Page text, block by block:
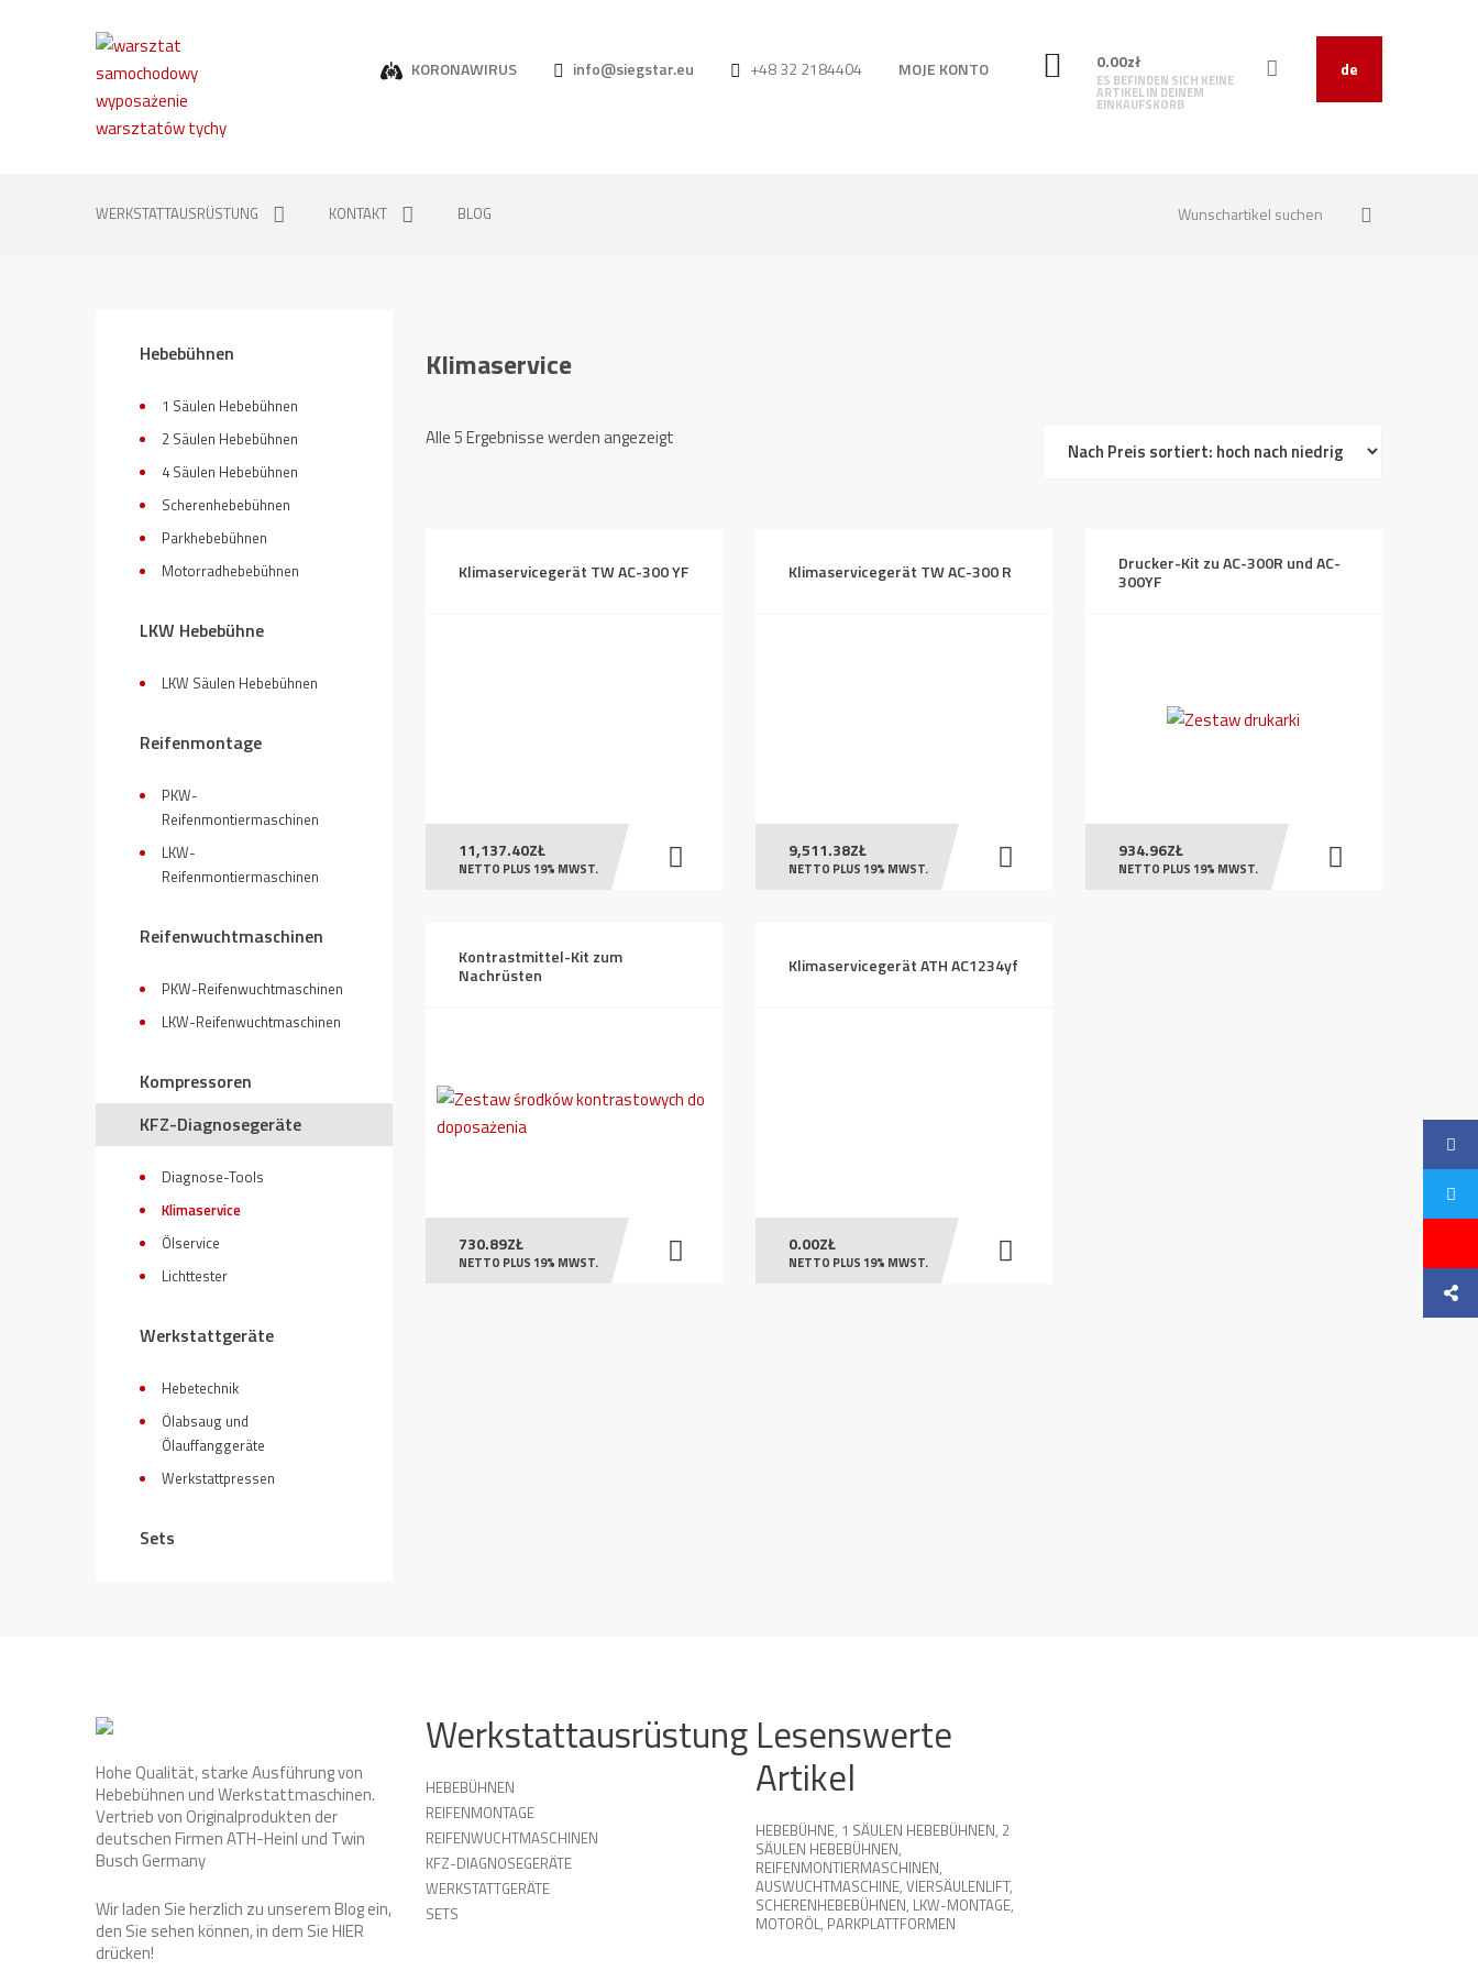
KORONAWIRUS info@siegstar.eu +48 32 2184404 MOJE KONTO de
0.00zł
ES BEFINDEN SICH KEINE
ARTIKEL IN DEINEM
EINKAUFSKORB
WERKSTATTAUSRÜSTUNG KONTAKT BLOG
Hebebühnen
1 Säulen Hebebühnen
2 Säulen Hebebühnen
4 Säulen Hebebühnen
Scherenhebebühnen
Parkhebebühnen
Motorradhebebühnen
LKW Hebebühne
LKW Säulen Hebebühnen
Reifenmontage
PKW-
Reifenmontiermaschinen
LKW-
Reifenmontiermaschinen
Reifenwuchtmaschinen
PKW-Reifenwuchtmaschinen
LKW-Reifenwuchtmaschinen
Kompressoren
KFZ-Diagnosegeräte
Diagnose-Tools
Klimaservice
Ölservice
Lichttester
Werkstattgeräte
Hebetechnik
Ölabsaug und
Ölauffanggeräte
Werkstattpressen
Sets
Klimaservice
Alle 5 Ergebnisse werden angezeigt
Klimaservicegerät TW AC-300 YF
11,137.40ZŁ
NETTO PLUS 19% MWST.
Klimaservicegerät TW AC-300 R
9,511.38ZŁ
NETTO PLUS 19% MWST.
Drucker-Kit zu AC-300R und AC-
300YF
934.96ZŁ
NETTO PLUS 19% MWST.
Kontrastmittel-Kit zum
Nachrüsten
730.89ZŁ
NETTO PLUS 19% MWST.
Klimaservicegerät ATH AC1234yf
0.00ZŁ
NETTO PLUS 19% MWST.
Hohe Qualität, starke Ausführung von
Hebebühnen und Werkstattmaschinen.
Vertrieb von Originalprodukten der
deutschen Firmen ATH-Heinl und Twin
Busch Germany
Wir laden Sie herzlich zu unserem Blog ein,
den Sie sehen können, in dem SieHIER
drücken!
Werkstattausrüstung
HEBEBÜHNEN
REIFENMONTAGE
REIFENWUCHTMASCHINEN
KFZ-DIAGNOSEGERÄTE
WERKSTATTGERÄTE
SETS
Lesenswerte
Artikel
HEBEBÜHNE, 1 SÄULEN HEBEBÜHNEN, 2
SÄULEN HEBEBÜHNEN,
REIFENMONTIERMASCHINEN,
AUSWUCHTMASCHINE, VIERSÄULENLIFT,
SCHERENHEBEBÜHNEN, LKW-MONTAGE,
MOTORÖL, PARKPLATTFORMEN